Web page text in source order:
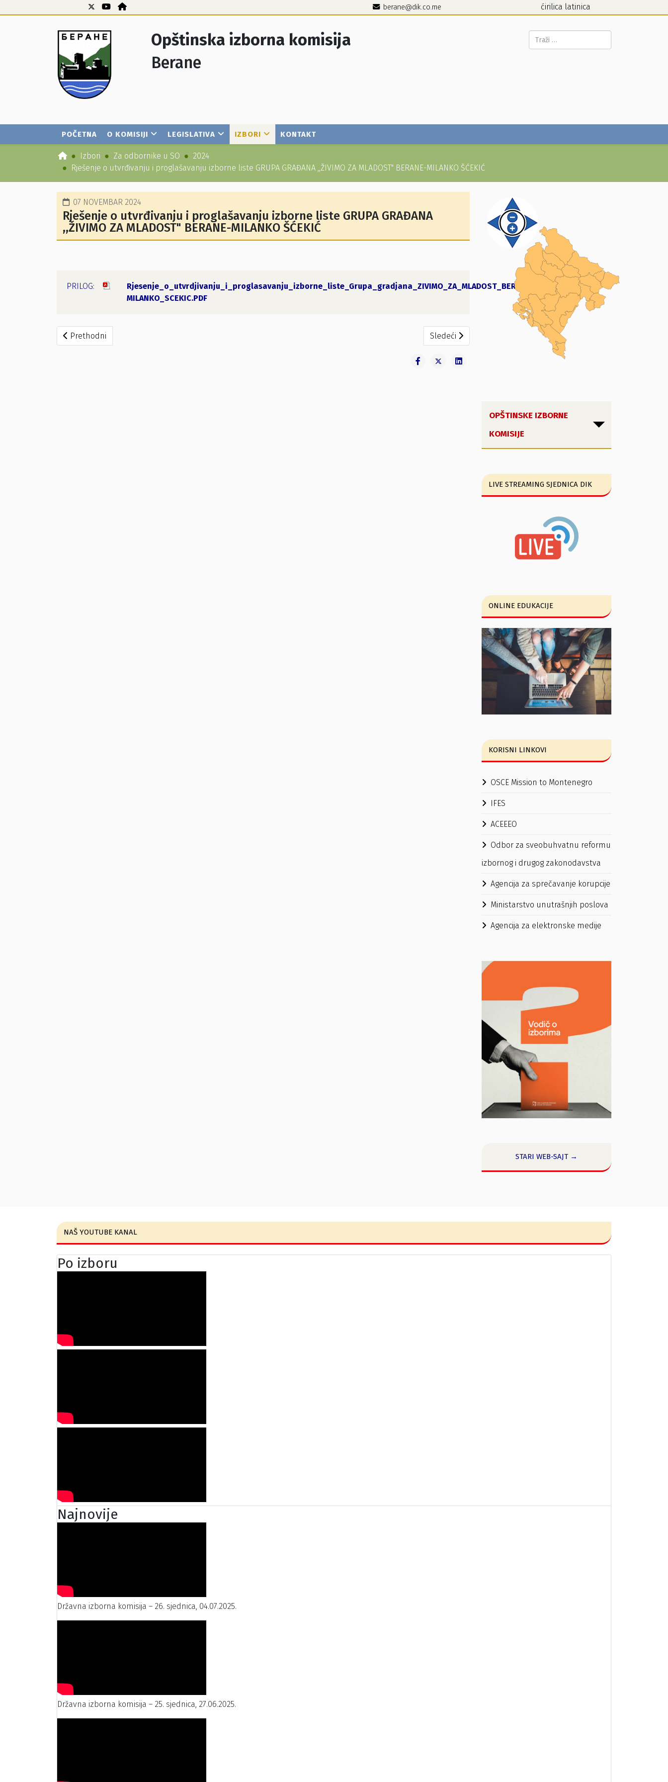
berane@dik.co.me ćirilica latinica
Opštinska izborna komisija
Berane
Pretraga...
POČETNA O KOMISIJI LEGISLATIVA IZBORI KONTAKT
Izbori Za odbornike u SO
2024
Rješenje o utvrđivanju i proglašavanju izborne liste GRUPA GRAĐANA ,,ŽIVIMO ZA MLADOST" BERANE-MILANKO ŠĆEKIĆ
07 NOVEMBAR 2024
Rješenje o utvrđivanju i proglašavanju izborne liste GRUPA GRAĐANA
,,ŽIVIMO ZA MLADOST" BERANE-MILANKO ŠĆEKIĆ
Rjesenje_o_utvrdjivanju_i_proglasavanju_izborne_liste_Grupa_gradjana_ZIVIMO_ZA_MLADOST_BERANE-
MILANKO_SCEKIC.PDF
421.59
KB
Prethodni članak: Zaključak o ispunjenju uslova za određivanje predstavnika podnosioca izborne liste u prošireni sastav OIK-a
Prethodni Sledeći članak: Zaključak o otklanjanju nedostataka izborne liste
Sledeći
OPŠTINSKE IZBORNE
KOMISIJE
LIVE STREAMING SJEDNICA DIK
ONLINE EDUKACIJE
KORISNI LINKOVI
OSCE Mission to Montenegro
IFES
ACEEEO
Odbor za sveobuhvatnu reformu
izbornog i drugog zakonodavstva
Agencija za sprečavanje korupcije
Ministarstvo unutrašnjih poslova
Agencija za elektronske medije
STARI WEB-SAJT →
NAŠ YOUTUBE KANAL
Po izboru
Najnovije
Državna izborna komisija – 26. sjednica, 04.07.2025.
Državna izborna komisija – 25. sjednica, 27.06.2025.